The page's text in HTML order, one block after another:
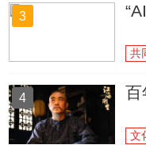
3
共
4 百
文